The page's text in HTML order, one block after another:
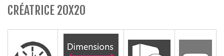
CRÉATRICE 20X20